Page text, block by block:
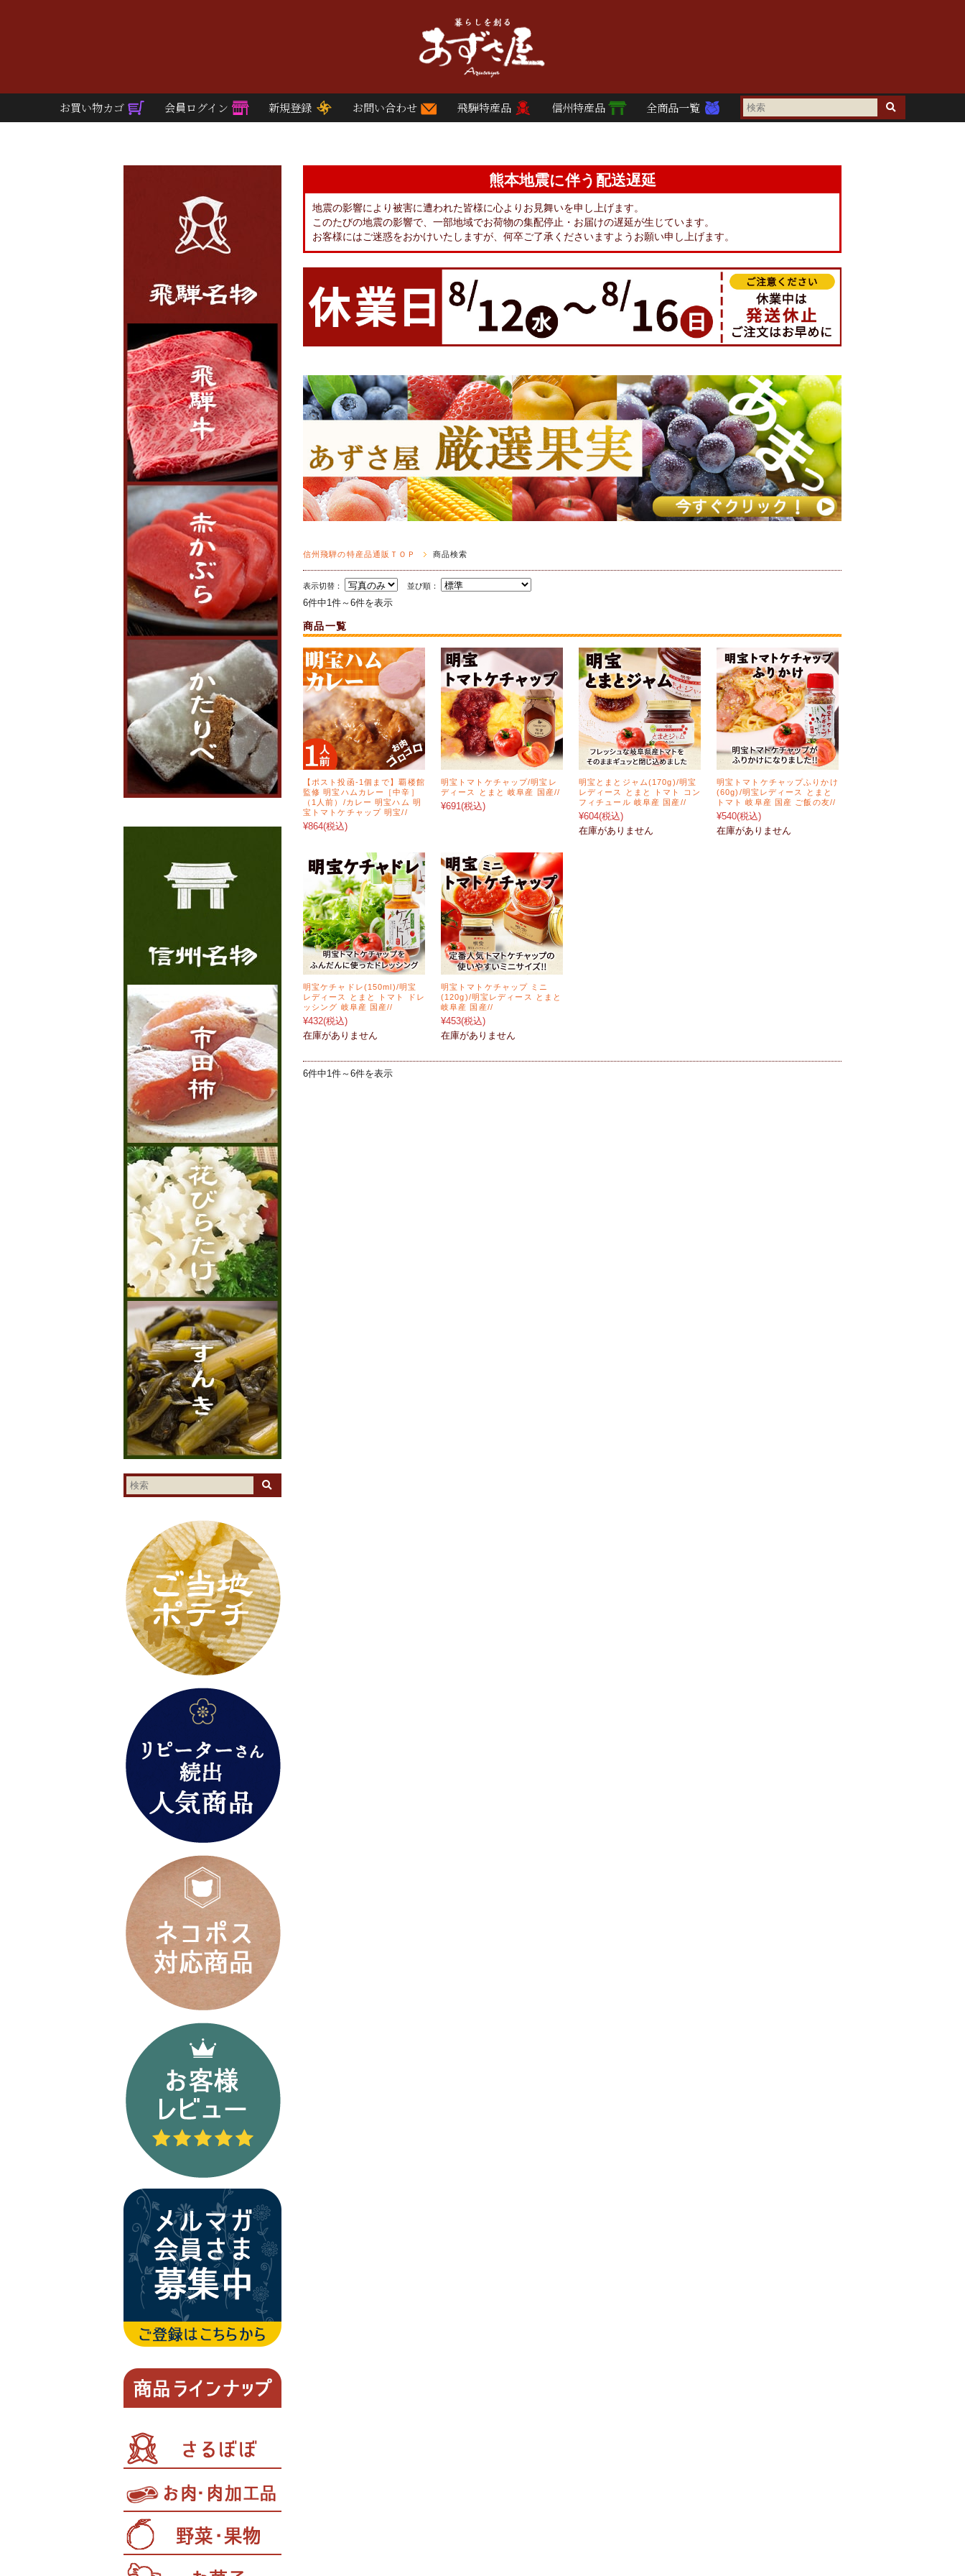
お買い物カゴ 会員ログイン 新規登録 お問い合わせ 飛騨特産品 信州特産品 全商品一覧
熊本地震に伴う配送遅延
地震の影響により被害に遭われた皆様に心よりお見舞いを申し上げます。
このたびの地震の影響で、一部地域でお荷物の集配停止・お届けの遅延が生じています。
お客様にはご迷惑をおかけいたしますが、何卒ご了承くださいますようお願い申し上げます。
信州飛騨の特産品通販ＴＯＰ 商品検索
表示切替： 並び順：
6件中1件～6件を表示
商品一覧
【ポスト投函-1個まで】覇楼館
監修 明宝ハムカレー［中辛］
（1人前）/カレー 明宝ハム 明
宝トマトケチャップ 明宝//
¥864(税込)
明宝トマトケチャップ/明宝レ
ディース とまと 岐阜産 国産//
¥691 (税込)
明宝とまとジャム(170g)/明宝
レディース とまと トマト コン
フィチュール 岐阜産 国産//
¥604(税込)
在庫がありません
明宝トマトケチャップふりかけ
(60g)/明宝レディース とまと
トマト 岐阜産 国産 ご飯の友//
¥540(税込)
在庫がありません
明宝ケチャドレ(150ml)/明宝
レディース とまと トマト ドレ
ッシング 岐阜産 国産//
¥432(税込)
在庫がありません
明宝トマトケチャップ ミニ
(120g)/明宝レディース とまと
岐阜産 国産//
¥453(税込)
在庫がありません
6件中1件～6件を表示